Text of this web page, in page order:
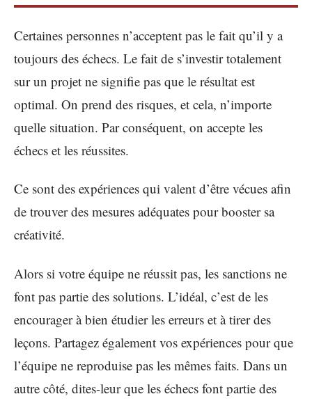
Certaines personnes n’acceptent pas le fait qu’il y a
toujours des échecs. Le fait de s’investir totalement
sur un projet ne signifie pas que le résultat est
optimal. On prend des risques, et cela, n’importe
quelle situation. Par conséquent, on accepte les
échecs et les réussites.
Ce sont des expériences qui valent d’être vécues afin
de trouver des mesures adéquates pour booster sa
créativité.
Alors si votre équipe ne réussit pas, les sanctions ne
font pas partie des solutions. L’idéal, c’est de les
encourager à bien étudier les erreurs et à tirer des
leçons. Partagez également vos expériences pour que
l’équipe ne reproduise pas les mêmes faits. Dans un
autre côté, dites-leur que les échecs font partie des